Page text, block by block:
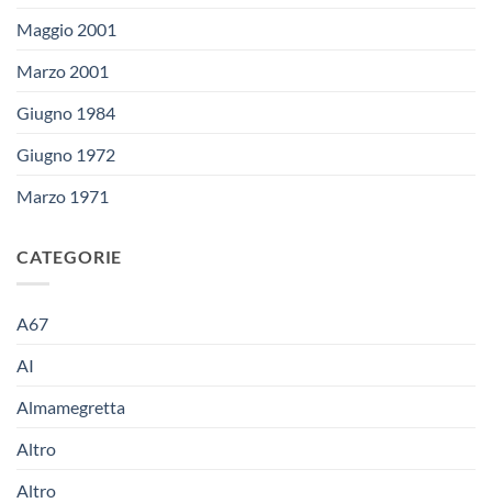
Maggio 2001
Marzo 2001
Giugno 1984
Giugno 1972
Marzo 1971
CATEGORIE
A67
AI
Almamegretta
Altro
Altro